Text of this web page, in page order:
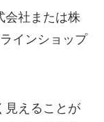
会社または株
インショップ
見えることが